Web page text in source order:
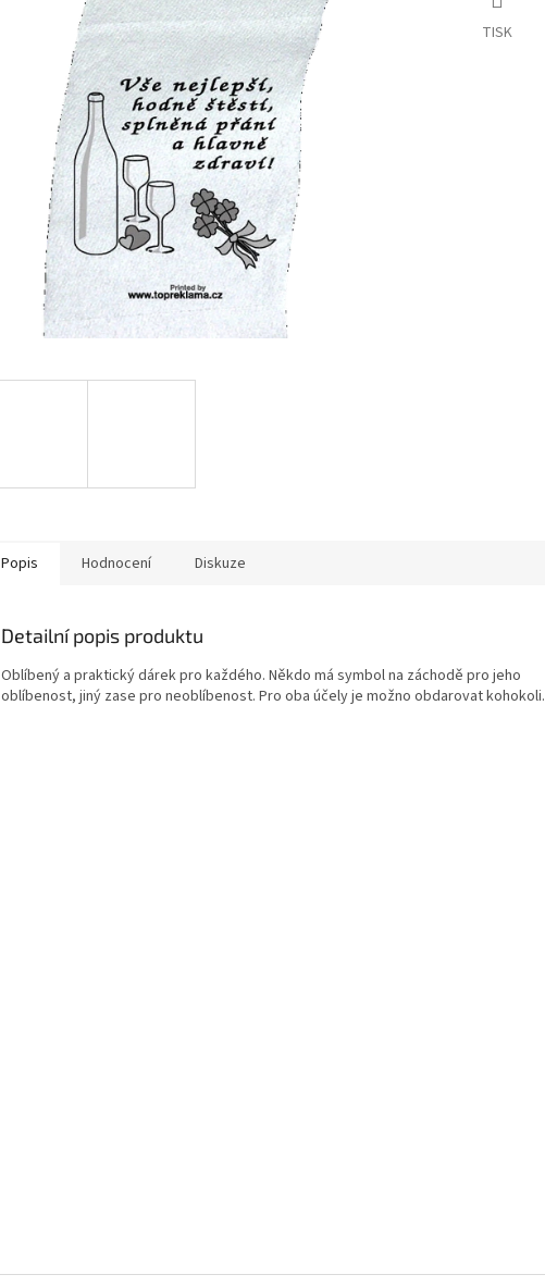
TISK
Popis Hodnocení Diskuze
Detailní popis produktu
Oblíbený a praktický dárek pro každého. Někdo má symbol na záchodě pro jeho
oblíbenost, jiný zase pro neoblíbenost. Pro oba účely je možno obdarovat kohokoli.